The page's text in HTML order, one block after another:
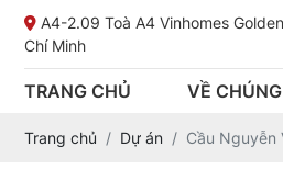
A4-2.09 Toà A4 Vinhomes
Chí Minh
TRANG CHỦ VỀ
Trang chủ Dự án Cầu Nguyễn